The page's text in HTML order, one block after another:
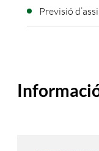
Previsió